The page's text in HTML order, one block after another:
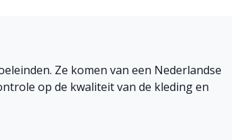
Ze komen van een Nederlandse
op de kwaliteit van de kleding en